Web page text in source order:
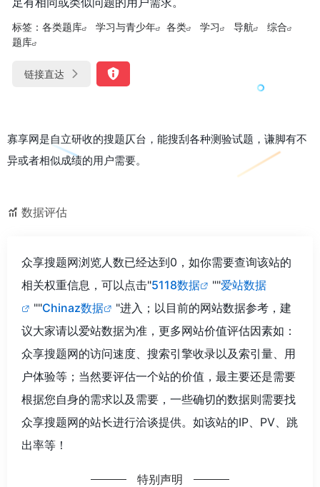
标签： 各类题库 学习与青少年 各类 学习 导航
综合
题库
链接直达
寡享网是自立研收的搜题仄台，能搜刮各种测验试题，谦脚有不
异或者相似成绩的用户需要。
数据评估
众享搜题网浏览人数已经达到0，如你需要查询该站的
相关权重信息，可以点击"5118数据 ""爱站数据
""Chinaz数据
"进入；以目前的网站数据参考，建
议大家请以爱站数据为准，更多网站价值评估因素如：
众享搜题网的访问速度、搜索引擎收录以及索引量、用
户体验等；当然要评估一个站的价值，最主要还是需要
根据您自身的需求以及需要，一些确切的数据则需要找
众享搜题网的站长进行洽谈提供。如该站的IP、PV、跳
出率等！
特别声明